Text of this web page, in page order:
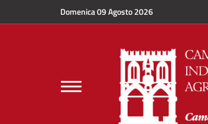
Domenica 09 Agosto 2026
Toggle
navigation